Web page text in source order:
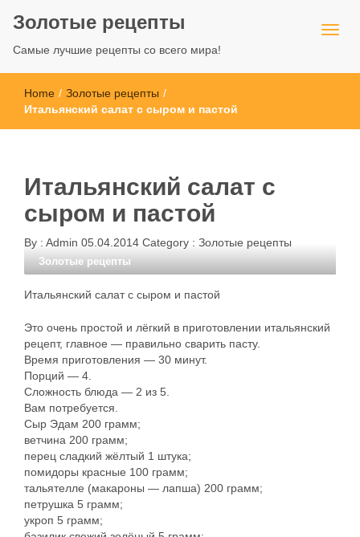
Золотые рецепты
Самые лучшие рецепты со всего мира!
Home / Золотые рецепты /
Итальянский салат с сыром и пастой
Итальянский салат с
сыром и пастой
By : Admin 05.04.2014 Category : Золотые рецепты
Золотые рецепты
Итальянский салат с сыром и пастой
Это очень простой и лёгкий в приготовлении итальянский
рецепт, главное — правильно сварить пасту.
Время приготовления — 30 минут.
Порций — 4.
Сложность блюда — 2 из 5.
Вам потребуется.
Сыр Эдам 200 грамм;
ветчина 200 грамм;
перец сладкий жёлтый 1 штука;
помидоры красные 100 грамм;
тальятелле (макароны — лапша) 200 грамм;
петрушка 5 грамм;
укроп 5 грамм;